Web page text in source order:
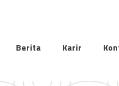
Berita Karir